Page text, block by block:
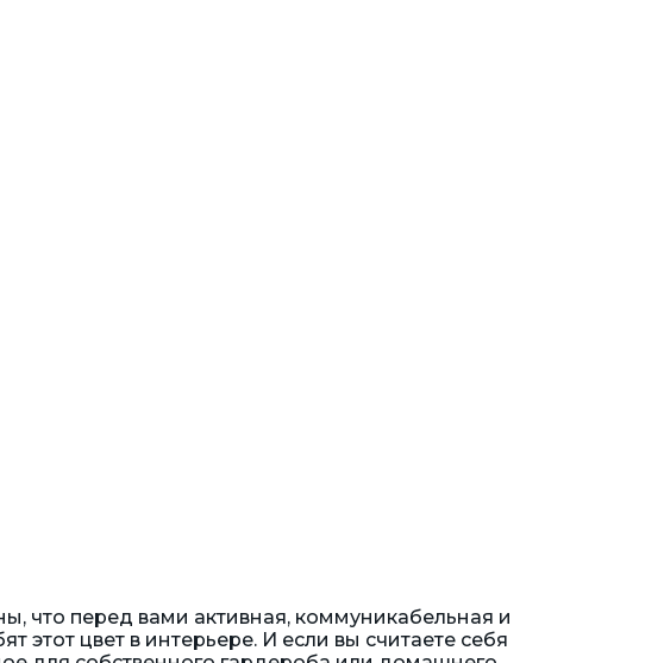
что перед вами активная, коммуникабельная и
этот цвет в интерьере. И если вы считаете себя